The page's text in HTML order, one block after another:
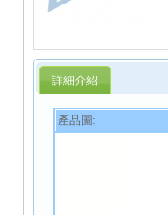
詳細介紹
產品圖: